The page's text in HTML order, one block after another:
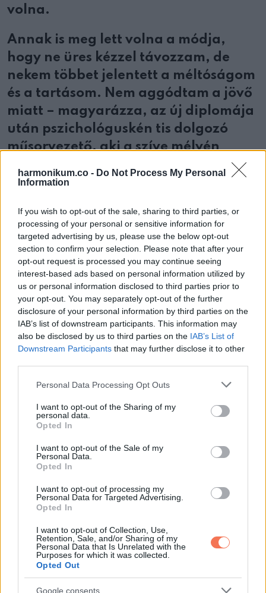
harmonikum.co - Do Not Process My Personal
Information
If you wish to opt-out of the sale, sharing to third parties, or
processing of your personal or sensitive information for
targeted advertising by us, please use the below opt-out
section to confirm your selection. Please note that after your
opt-out request is processed you may continue seeing
interest-based ads based on personal information utilized by
us or personal information disclosed to third parties prior to
your opt-out. You may separately opt-out of the further
disclosure of your personal information by third parties on the
IAB’s list of downstream participants. This information may
also be disclosed by us to third parties on the IAB’s List of
Downstream Participants that may further disclose it to other
Please note that this website/app uses one or more Google
not limited to your visit or usage behaviour. You may click to
grant or deny consent to Google and its third-party tags to
use your data for below specified purposes in below Google
consent section.
Personal Data Processing Opt Outs
I want to opt-out of the Sharing of my
personal data.
Opted In
I want to opt-out of the Sale of my
Personal Data.
Opted In
I want to opt-out of processing my
Personal Data for Targeted Advertising.
Opted In
I want to opt-out of Collection, Use,
Retention, Sale, and/or Sharing of my
Personal Data that Is Unrelated with the
Purposes for which it was collected.
Opted Out
Google consents
volna.
Annak is meg lett volna a módja,
hogy ne üres kézzel távozzam, de
nekem többet jelentett a méltóságom
és a tartásom. Nem aggódtam a jövő
miatt – magyarázza, az új diplomája
után pszichológuskén tis dolgozó
műsorvezető, aki a szíve mélyén
számára a televíziózás sem.
És a Life tévétől meg is érkezett az a
felkérés, amire várt.
A Női titkok Várkonyi Andival című
műsorban az országban eddig
egyedülállóan új típusú díszletben,
szinte otthon i közegben beszélget
majd olyan híres nőkkel, akiknek van
mondanivalójuk, azaz nemcsak
szerepelni akarnak, hanem üzenni is.
Oszd meg ezt a posztot:
Whatsapp
Email
ELŐZŐ POSZT
Orsi prolinak tartja férjét – „Pont annyit
érzek Zoli iránt, mint egy korlát iránt”